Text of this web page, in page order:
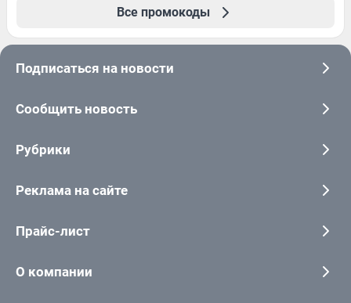
Все промокоды
Подписаться на новости
Сообщить новость
Рубрики
Реклама на сайте
Прайс-лист
О компании